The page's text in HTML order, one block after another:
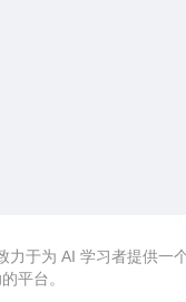
力于为 AI 学习者提供一
平台。